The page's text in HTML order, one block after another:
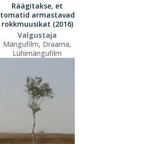
Räägitakse, et
tomatid armastavad
rokkmuusikat (2016)
Valgustaja
Mängufilm, Draama,
Lühimängufilm